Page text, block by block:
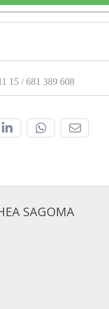
15 / 681 389 608
SAGOMA